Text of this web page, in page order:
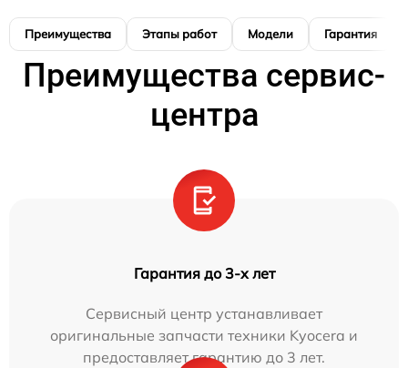
Преимущества Этапы работ Модели Гарантия
Преимущества сервис-
центра
Гарантия до 3-х лет
Сервисный центр устанавливает
оригинальные запчасти техники Kyocera и
предоставляет гарантию до 3 лет.